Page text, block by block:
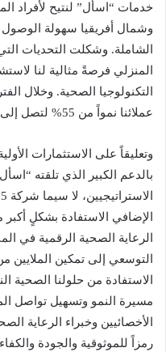
خدمات “اسأل” لنتيح لأفراد
وشمال أفريقيا سهولة
الشاملة. وشكلت التحديات
المنزلي فرصةً مثالية لنا
عملائنا نمواً من 55% لتصل إلى أكثر من 1 مليون مستخدم”.
وتعليقاً على الاستثمارات
بالدعم الكبير الذي تلقته
الإضافي الاستفادة بشكلٍ
الرعاية الصحية الرقمية في
التوسعي إلى تمكين
الاستفادة من حلولنا الصحية
مسيرة النمو وتسهيل تواصل
الأخصائيين وخبراء الرعاية
رمزاً للموثوقية والجودة